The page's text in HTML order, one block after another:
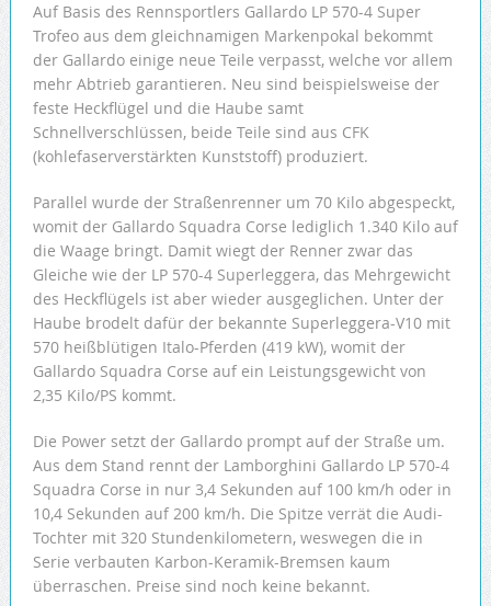
Auf Basis des Rennsportlers Gallardo LP 570-4 Super
Trofeo aus dem gleichnamigen Markenpokal bekommt
der Gallardo einige neue Teile verpasst, welche vor allem
mehr Abtrieb garantieren. Neu sind beispielsweise der
feste Heckflügel und die Haube samt
Schnellverschlüssen, beide Teile sind aus CFK
(kohlefaserverstärkten Kunststoff) produziert.
Parallel wurde der Straßenrenner um 70 Kilo abgespeckt,
womit der Gallardo Squadra Corse lediglich 1.340 Kilo auf
die Waage bringt. Damit wiegt der Renner zwar das
Gleiche wie der LP 570-4 Superleggera, das Mehrgewicht
des Heckflügels ist aber wieder ausgeglichen. Unter der
Haube brodelt dafür der bekannte Superleggera-V10 mit
570 heißblütigen Italo-Pferden (419 kW), womit der
Gallardo Squadra Corse auf ein Leistungsgewicht von
2,35 Kilo/PS kommt.
Die Power setzt der Gallardo prompt auf der Straße um.
Aus dem Stand rennt der Lamborghini Gallardo LP 570-4
Squadra Corse in nur 3,4 Sekunden auf 100 km/h oder in
10,4 Sekunden auf 200 km/h. Die Spitze verrät die Audi-
Tochter mit 320 Stundenkilometern, weswegen die in
Serie verbauten Karbon-Keramik-Bremsen kaum
überraschen. Preise sind noch keine bekannt.